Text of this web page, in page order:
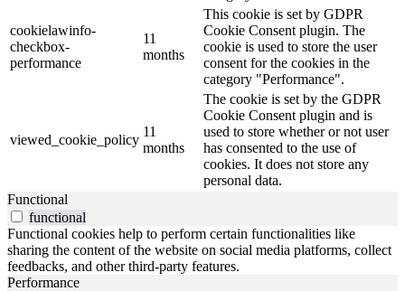
cookielawinfo-
checkbox-
performance
11
months
This cookie is set by GDPR
Cookie Consent plugin. The
cookie is used to store the user
consent for the cookies in the
category "Performance".
viewed_cookie_policy
11
months
The cookie is set by the GDPR
Cookie Consent plugin and is
used to store whether or not user
has consented to the use of
cookies. It does not store any
personal data.
Functional
functional
Functional cookies help to perform certain functionalities like
sharing the content of the website on social media platforms, collect
feedbacks, and other third-party features.
Performance